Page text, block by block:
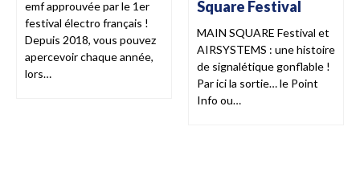
emf approuvée par le 1er
festival électro français !
Depuis 2018, vous pouvez
apercevoir chaque année,
lors…
Square Festival
MAIN SQUARE Festival et
AIRSYSTEMS : une histoire
de signalétique gonflable !
Par ici la sortie… le Point
Info ou…